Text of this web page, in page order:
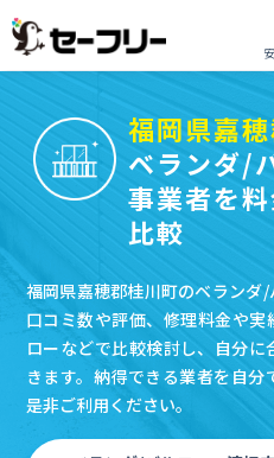
福岡県嘉
ベランダ/
事業者を
比較
福岡県嘉穂郡桂川町のベランダ/
口コミ数や評価、修理料金や
ローなどで比較検討し、自分
きます。納得できる業者を自
是非ご利用ください。